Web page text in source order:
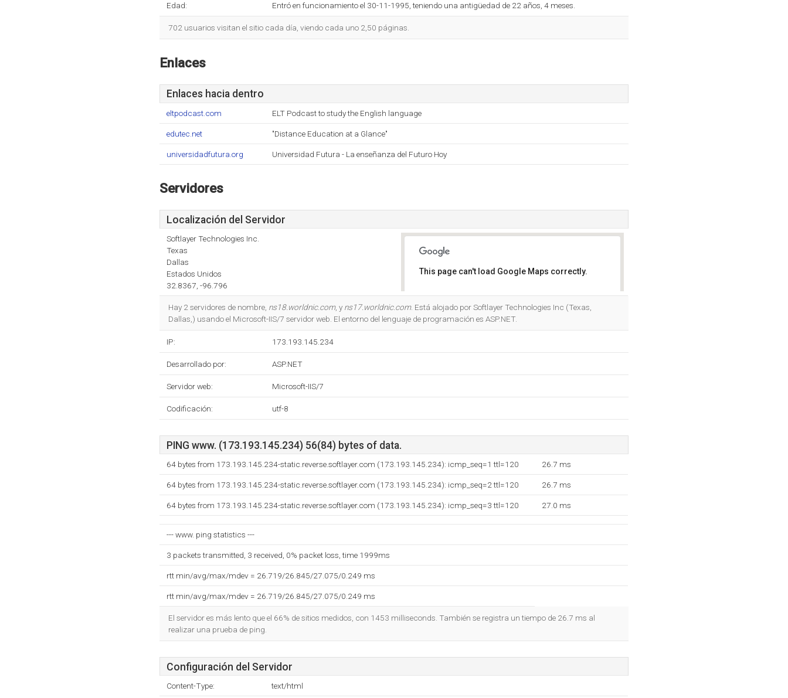
Edad: Entró en funcionamiento el 30-11-1995, teniendo una antigüedad de 22 años, 4 meses.
702 usuarios visitan el sitio cada día, viendo cada uno 2,50 páginas.
Enlaces
Enlaces hacia dentro
eltpodcast.com ELT Podcast to study the English language
edutec.net "Distance Education at a Glance"
universidadfutura.org Universidad Futura - La enseñanza del Futuro Hoy
Servidores
Localización del Servidor
Softlayer Technologies Inc.
Texas
Dallas
Estados Unidos
32.8367, -96.796
This page can't load Google Maps correctly.
Hay 2 servidores de nombre, ns18.worldnic.com, y ns17.worldnic.com. Está alojado por Softlayer Technologies Inc (Texas,
Dallas,) usando el Microsoft-IIS/7 servidor web. El entorno del lenguaje de programación es ASP.NET.
IP: 173.193.145.234
Desarrollado por: ASP.NET
Servidor web: Microsoft-IIS/7
Codificación: utf-8
PING www. (173.193.145.234) 56(84) bytes of data.
64 bytes from 173.193.145.234-static.reverse.softlayer.com (173.193.145.234): icmp_seq=1 ttl=120 26.7 ms
64 bytes from 173.193.145.234-static.reverse.softlayer.com (173.193.145.234): icmp_seq=2 ttl=120 26.7 ms
64 bytes from 173.193.145.234-static.reverse.softlayer.com (173.193.145.234): icmp_seq=3 ttl=120 27.0 ms
--- www. ping statistics ---
3 packets transmitted, 3 received, 0% packet loss, time 1999ms
rtt min/avg/max/mdev = 26.719/26.845/27.075/0.249 ms
rtt min/avg/max/mdev = 26.719/26.845/27.075/0.249 ms
El servidor es más lento que el 66% de sitios medidos, con 1453 milliseconds. También se registra un tiempo de 26.7 ms al
realizar una prueba de ping.
Configuración del Servidor
Content-Type: text/html